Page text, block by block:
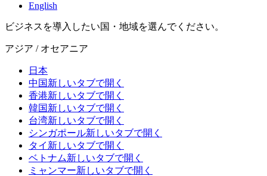
English
ビジネスを導入したい国・地域を選んでください。
アジア / オセアニア
日本
中国新しいタブで開く
香港新しいタブで開く
韓国新しいタブで開く
台湾新しいタブで開く
シンガポール新しいタブで開く
タイ 新しいタブで開く
ベトナム新しいタブで開く
ミャンマー新しいタブで開く